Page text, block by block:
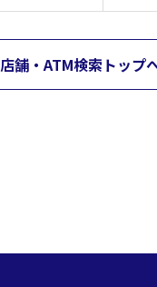
店舗・ATM検索トップ